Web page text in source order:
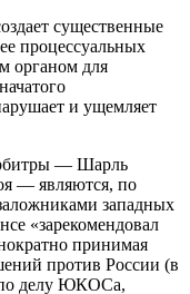
существенные
процессуальных
органом для
и ущемляет
— Шарль
— являются, по
западных
«зарекомендовал
принимая
против России (в
по делу ЮКОСа,